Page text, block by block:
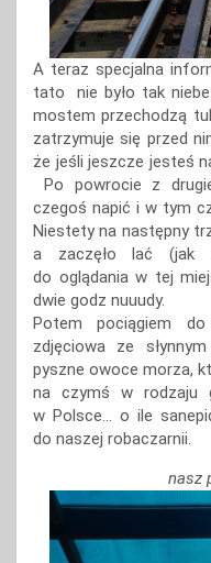
A teraz specjalna
tato nie było tak
mostem przechodzą
zatrzymuje się przed
że jeśli jeszcze jesteś
Po powrocie z
czegoś napić i w tym
Niestety na następny
a zaczęło lać (jak
do oglądania w tej
dwie godz nuuudy.
Potem pociągiem
zdjęciowa ze
pyszne owoce morza,
na czymś w rodzaju
w Polsce… o ile
do naszej robaczarnii.
nasz